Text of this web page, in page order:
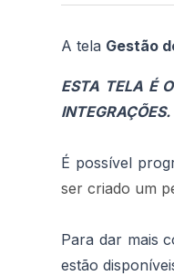
A tela Gestão
ESTA TELA É
INTEGRAÇÕES.
É possível
ser criado um
Para dar mais
estão